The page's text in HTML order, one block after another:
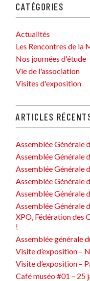
CATÉGORIES
Actualités
Les Rencontres de la
Nos journées d'étude
Vie de l'association
Visites d'exposition
ARTICLES
Assemblée Générale
Assemblée Générale
Assemblée Générale
Assemblée Générale
Assemblée Générale
Assemblée Générale
XPO, Fédération des
!
Assemblée générale
Visite d’exposition –
Visite d’exposition –
Café muséo #01 – 25